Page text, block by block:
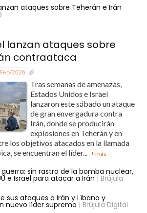
ataques sobre Teherán e Irán
lanzan ataques sobre
contraataca
2026
Tras semanas de amenazas,
Estados Unidos e Israel
lanzaron este sábado un ataque
de gran envergadura contra
Irán, donde se producirán
explosiones en Teherán y en
los objetivos atacados en la llamada
se encuentran el líder... + más
sin rastro de la bomba nuclear,
e Israel para atacar a Irán | Brújula
sus ataques a Irán y Líbano y
nuevo líder supremo | Brújula Digital